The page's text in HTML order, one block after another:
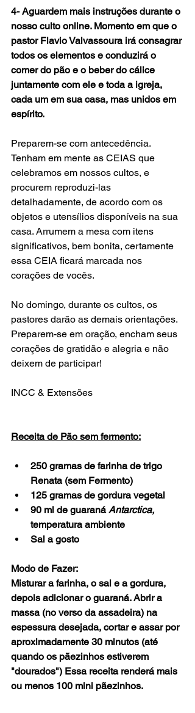
4- Aguardem mais instruções durante o
nosso culto online. Momento em que o
pastor Flavio Valvassoura irá consagrar
todos os elementos e conduzirá o
comer do pão e o beber do cálice
juntamente com ele e toda a igreja,
cada um em sua casa, mas unidos em
espírito.
Preparem-se com antecedência.
Tenham em mente as CEIAS que
celebramos em nossos cultos, e
procurem reproduzi-las
detalhadamente, de acordo com os
objetos e utensílios disponíveis na sua
casa. Arrumem a mesa com itens
significativos, bem bonita, certamente
essa CEIA ficará marcada nos
corações de vocês.
No domingo, durante os cultos, os
pastores darão as demais orientações.
Preparem-se em oração, encham seus
corações de gratidão e alegria e não
deixem de participar!
INCC & Extensões
Receita de Pão sem fermento:
250 gramas de farinha de trigo
Renata (sem Fermento)
125 gramas de gordura vegetal
90 ml de guaraná Antarctica,
temperatura ambiente
Sal a gosto
Modo de Fazer:
Misturar a farinha, o sal e a gordura,
depois adicionar o guaraná. Abrir a
massa (no verso da assadeira) na
espessura desejada, cortar e assar por
aproximadamente 30 minutos (até
quando os pãezinhos estiverem
"dourados") Essa receita renderá mais
ou menos 100 mini pãezinhos.